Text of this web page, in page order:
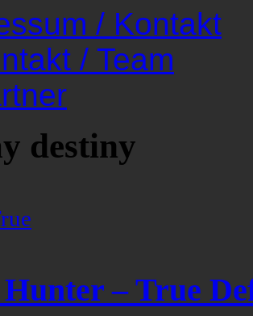
/ Kontakt
/ Team
destiny
– True